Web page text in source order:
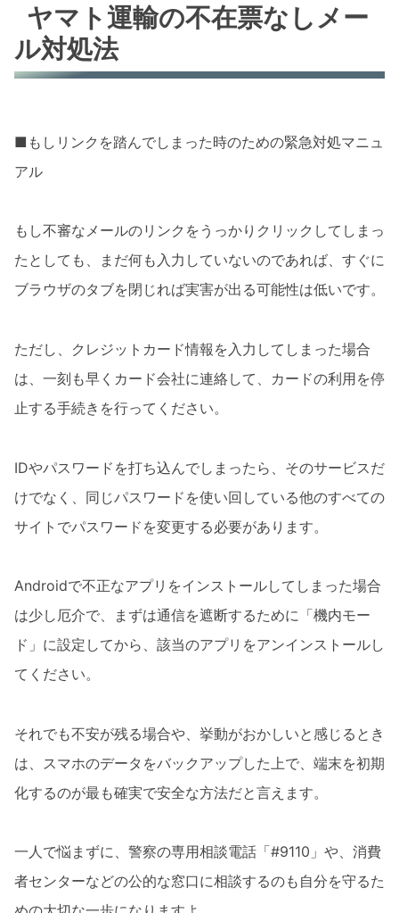
ヤマト運輸の不在票なしメー
ル対処法
■もしリンクを踏んでしまった時のための緊急対処マニュ
アル
もし不審なメールのリンクをうっかりクリックしてしまっ
たとしても、まだ何も入力していないのであれば、すぐに
ブラウザのタブを閉じれば実害が出る可能性は低いです。
ただし、クレジットカード情報を入力してしまった場合
は、一刻も早くカード会社に連絡して、カードの利用を停
止する手続きを行ってください。
IDやパスワードを打ち込んでしまったら、そのサービスだ
けでなく、同じパスワードを使い回している他のすべての
サイトでパスワードを変更する必要があります。
Androidで不正なアプリをインストールしてしまった場合
は少し厄介で、まずは通信を遮断するために「機内モー
ド」に設定してから、該当のアプリをアンインストールし
てください。
それでも不安が残る場合や、挙動がおかしいと感じるとき
は、スマホのデータをバックアップした上で、端末を初期
化するのが最も確実で安全な方法だと言えます。
一人で悩まずに、警察の専用相談電話「#9110」や、消費
者センターなどの公的な窓口に相談するのも自分を守るた